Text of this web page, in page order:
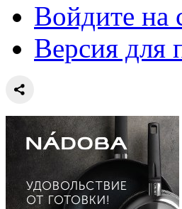
Войдите на
Версия для